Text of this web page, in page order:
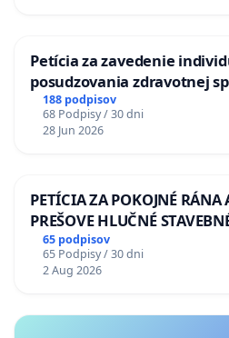
Petícia za zavedenie
posudzovania zdravotnej
diabetom 1. a 2. typu pri
Policajného zboru SR
188 podpisov
68 Podpisy / 30 dni
28 Jun 2026
PETÍCIA ZA POKOJNÉ RÁNA
PREŠOVE HLUČNÉ
LEN OD 9.00 DO 13.00 HOD.,
TÝŽDEŇ CIEĽ 8.00 – 18.00
KONTROLA STAVBY C-AREA
65 podpisov
65 Podpisy / 30 dni
2 Aug 2026